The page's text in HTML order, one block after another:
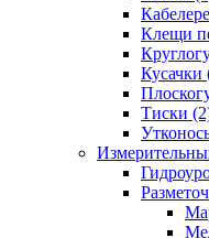
Клещи
Кусачки
Тиски